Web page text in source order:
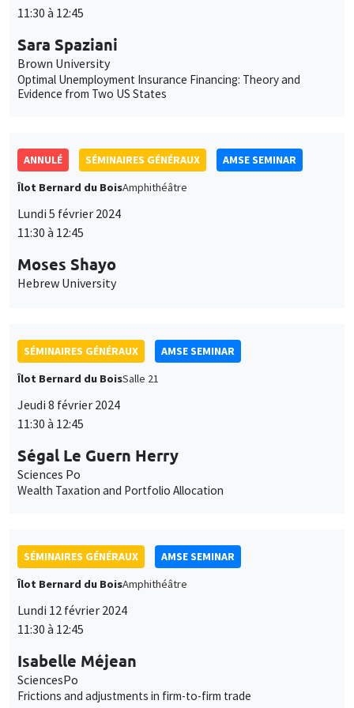
11:30 à 12:45
Sara Spaziani
Brown University
Optimal Unemployment Insurance Financing: Theory and
Evidence from Two US States
ANNULÉ SÉMINAIRES GÉNÉRAUX
AMSE SEMINAR
Îlot Bernard du BoisAmphithéâtre
Lundi 5 février 2024
11:30 à 12:45
Moses Shayo
Hebrew University
SÉMINAIRES GÉNÉRAUX
AMSE SEMINAR
Îlot Bernard du BoisSalle 21
Jeudi 8 février 2024
11:30 à 12:45
Ségal Le Guern Herry
Sciences Po
Wealth Taxation and Portfolio Allocation
SÉMINAIRES GÉNÉRAUX
AMSE SEMINAR
Îlot Bernard du BoisAmphithéâtre
Lundi 12 février 2024
11:30 à 12:45
Isabelle Méjean
SciencesPo
Frictions and adjustments in firm-to-firm trade